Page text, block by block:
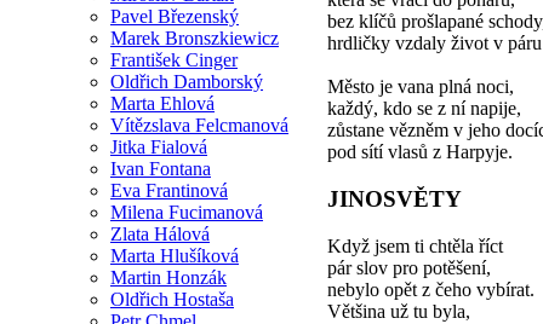
Pavel Březenský
Marek Bronszkiewicz
František Cinger
Oldřich Damborský
Marta Ehlová
Vítězslava Felcmanová
Jitka Fialová
Ivan Fontana
Eva Frantinová
Milena Fucimanová
Zlata Hálová
Marta Hlušíková
Martin Honzák
Oldřich Hostaša
bez klíčů prošlapané
hrdličky vzdaly život v
Město je vana plná noci,
každý, kdo se z ní napije,
zůstane vězněm v jeho
pod sítí vlasů z Harpyje.
JINOSVĚTY
Když jsem ti chtěla říct
pár slov pro potěšení,
nebylo opět z čeho vybírat.
Většina už tu byla,